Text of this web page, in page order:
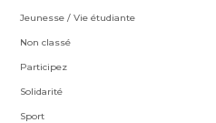
Jeunesse / Vie étudiante
Non classé
Participez
Solidarité
Sport